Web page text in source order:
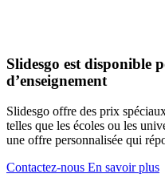
Slidesgo est disponible
d’enseignement
Slidesgo offre des prix
telles que les écoles ou les
une offre personnalisée qui
Contactez-nous En savoir plus